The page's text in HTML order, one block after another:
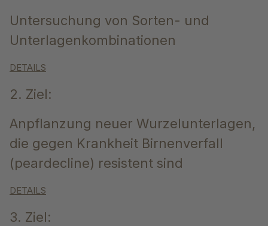
Untersuchung von Sorten- und
Unterlagenkombinationen
DETAILS
2. Ziel:
Anpflanzung neuer Wurzelunterlagen,
die gegen Krankheit Birnenverfall
(peardecline) resistent sind
DETAILS
3. Ziel: